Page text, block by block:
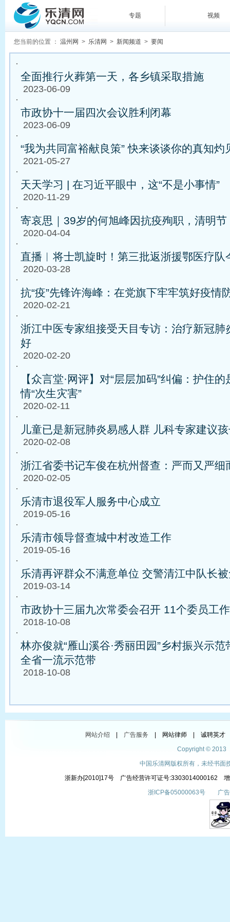
专题 视频
您当前的位置 ： 温州网 > 乐清网 > 新闻频道 > 要闻
·
全面推行火葬第一天，各乡镇采取措施
2023-06-09
·
市政协十一届四次会议胜利闭幕
2023-06-09
·
“我为共同富裕献良策” 快来谈谈你的真知灼
2021-05-27
·
天天学习 | 在习近平眼中，这“不是小事情”
2020-11-29
·
寄哀思｜39岁的何旭峰因抗疫殉职，清明
2020-04-04
·
直播︱将士凯旋时！第三批返浙援鄂医疗队
2020-03-28
·
抗“疫”先锋许海峰：在党旗下牢牢筑好疫情
2020-02-21
·
浙江中医专家组接受天目专访：治疗新冠肺
好
2020-02-20
·
【众言堂·网评】对“层层加码”纠偏：护住
情“次生灾害”
2020-02-11
·
儿童已是新冠肺炎易感人群 儿科专家建议
2020-02-08
·
浙江省委书记车俊在杭州督查：严而又严细
2020-02-05
·
乐清市退役军人服务中心成立
2019-05-16
·
乐清市领导督查城中村改造工作
2019-05-16
·
乐清再评群众不满意单位 交警清江中队长
2019-03-14
·
市政协十三届九次常委会召开 11个委员工
2018-10-08
·
林亦俊就“雁山溪谷·秀丽田园”乡村振兴示
全省一流示范带
2018-10-08
网站介绍 广告服务 | 网站律师 | 诚聘英才
Copyright ©
中国乐清网版权所有，未经书面
浙新办[2010]17号 广告经营许可证号:3303014000162
浙ICP备05000063号 广